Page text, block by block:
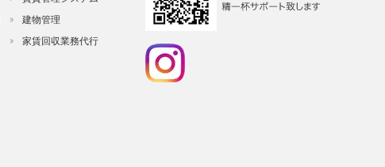
建物管理
家賃回収業務代行